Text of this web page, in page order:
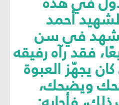
أحمد
في سن
فقد رآه رفيقه
يجهّز العبوة
ويضحك،